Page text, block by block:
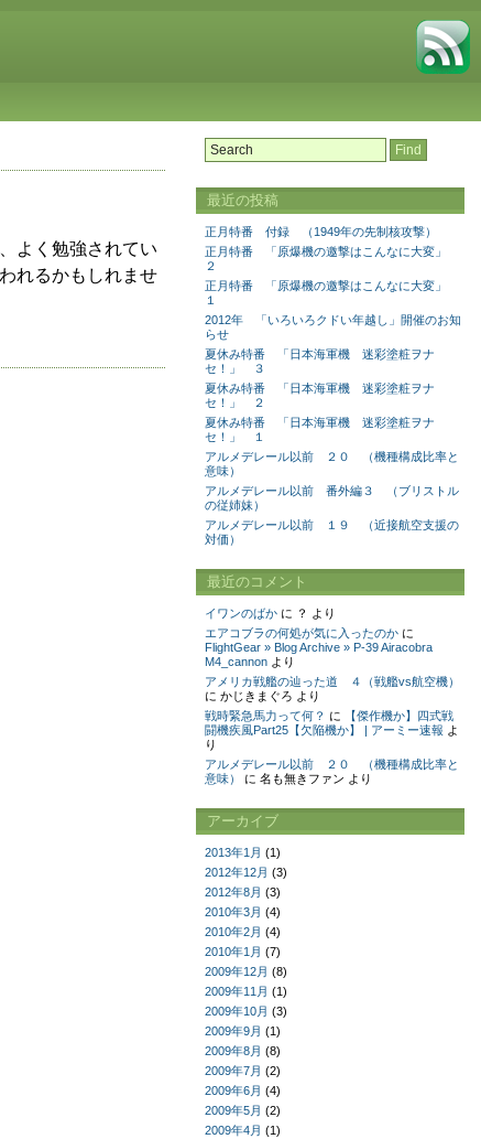
よく勉強されてい
れるかもしれませ
最近の投稿
正月特番 付録 （1949年の先制核攻撃）
正月特番 「原爆機の邀撃はこんなに大変」
２
正月特番 「原爆機の邀撃はこんなに大変」
１
2012年 「いろいろクドい年越し」開催のお知
らせ
夏休み特番 「日本海軍機 迷彩塗粧ヲナ
セ！」 ３
夏休み特番 「日本海軍機 迷彩塗粧ヲナ
セ！」 ２
夏休み特番 「日本海軍機 迷彩塗粧ヲナ
セ！」 １
アルメデレール以前 ２０ （機種構成比率と
意味）
アルメデレール以前 番外編３ （ブリストル
の従姉妹）
アルメデレール以前 １９ （近接航空支援の
対価）
最近のコメント
イワンのばかに ？
より
エアコブラの何処が気に入ったのかに
FlightGear » Blog Archive » P-39 Airacobra
M4_cannonより
アメリカ戦艦の辿った道 ４（戦艦vs航空機）
に かじきまぐろ より
戦時緊急馬力って何？ に
【傑作機か】四式戦
闘機疾風Part25【欠陥機か】 | アーミー速報 よ
り
アルメデレール以前 ２０ （機種構成比率と
意味）
に 名も無きファン より
アーカイブ
2013年1月 (1)
2012年12月 (3)
2012年8月 (3)
2010年3月 (4)
2010年2月 (4)
2010年1月 (7)
2009年12月 (8)
2009年11月 (1)
2009年10月 (3)
2009年9月 (1)
2009年8月 (8)
2009年7月 (2)
2009年6月 (4)
2009年5月 (2)
2009年4月 (1)